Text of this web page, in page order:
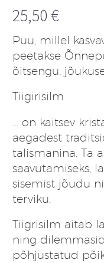
25,50 €
Puu, millel
peetakse
õitsengu,
Tiigirisilm
… on kaitsev
aegadest
talismanina. Ta
saavutamiseks,
sisemist jõudu
terviku.
Tiigrisilm aitab
ning
põhjustatud